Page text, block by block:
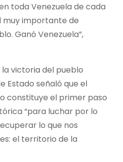
toda Venezuela de cada
muy importante de
Ganó Venezuela”,
la victoria del pueblo
Estado señaló que el
constituye el primer paso
“para luchar por lo
lo que nos
el territorio de la